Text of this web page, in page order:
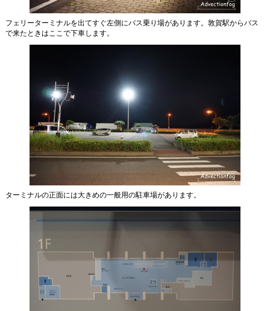
フェリーターミナルを出てすぐ左側にバス乗り場があります。敦賀駅からバス
で来たときはここで下車します。
ターミナルの正面には大きめの一般用の駐車場があります。